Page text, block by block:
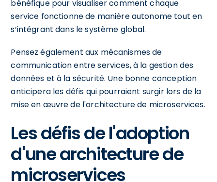
bénéfique pour visualiser comment chaque
service fonctionne de manière autonome tout en
s’intégrant dans le système global.
Pensez également aux mécanismes de
communication entre services, à la gestion des
données et à la sécurité. Une bonne conception
anticipera les défis qui pourraient surgir lors de la
mise en œuvre de l'architecture de microservices.
Les défis de l'adoption
d'une architecture de
microservices